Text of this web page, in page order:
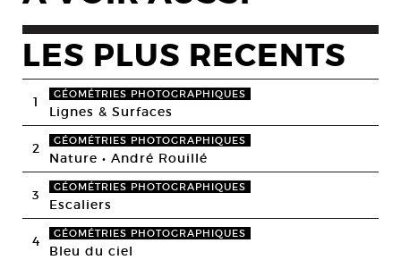
LES PLUS RECENTS
1 GÉOMÉTRIES PHOTOGRAPHIQUES
Lignes & Surfaces
2 GÉOMÉTRIES PHOTOGRAPHIQUES
Nature • André Rouillé
3 GÉOMÉTRIES PHOTOGRAPHIQUES
Escaliers
4 GÉOMÉTRIES PHOTOGRAPHIQUES
Bleu du ciel